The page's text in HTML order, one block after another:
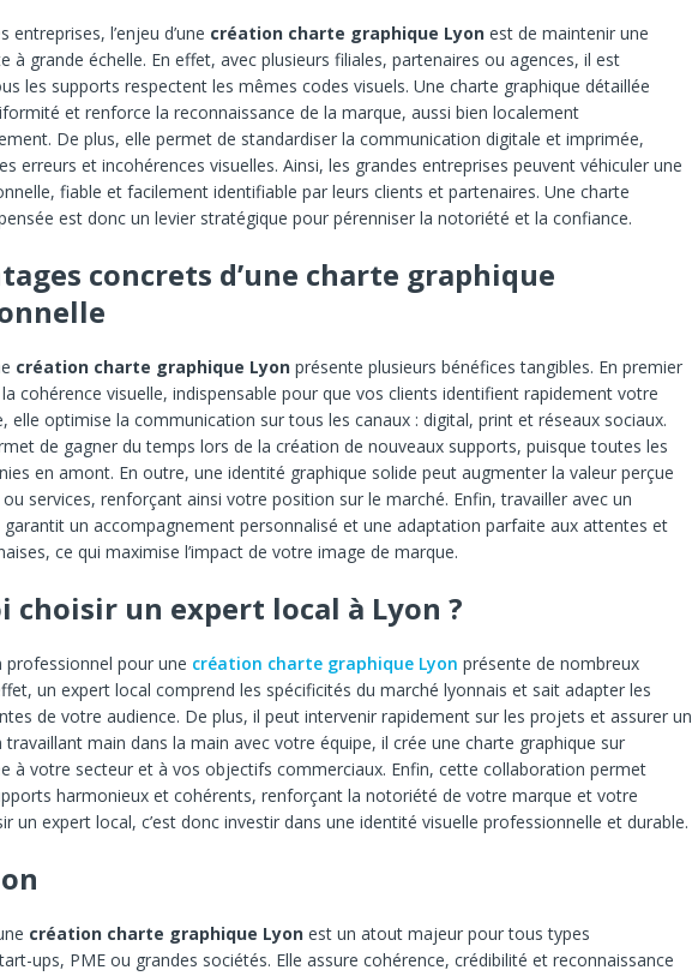
entreprises, l’enjeu d’une création charte graphique Lyon est de maintenir une
à grande échelle. En effet, avec plusieurs filiales, partenaires ou agences, il est
les supports respectent les mêmes codes visuels. Une charte graphique détaillée
et renforce la reconnaissance de la marque, aussi bien localement
De plus, elle permet de standardiser la communication digitale et imprimée,
erreurs et incohérences visuelles. Ainsi, les grandes entreprises peuvent véhiculer une
fiable et facilement identifiable par leurs clients et partenaires. Une charte
est donc un levier stratégique pour pérenniser la notoriété et la confiance.
concrets d’une charte graphique
création charte graphique Lyon présente plusieurs bénéfices tangibles. En premier
cohérence visuelle, indispensable pour que vos clients identifient rapidement votre
elle optimise la communication sur tous les canaux : digital, print et réseaux sociaux.
de gagner du temps lors de la création de nouveaux supports, puisque toutes les
en amont. En outre, une identité graphique solide peut augmenter la valeur perçue
services, renforçant ainsi votre position sur le marché. Enfin, travailler avec un
garantit un accompagnement personnalisé et une adaptation parfaite aux attentes et
ce qui maximise l’impact de votre image de marque.
choisir un expert local à Lyon ?
professionnel pour une création charte graphique Lyon présente de nombreux
un expert local comprend les spécificités du marché lyonnais et sait adapter les
de votre audience. De plus, il peut intervenir rapidement sur les projets et assurer un
travaillant main dans la main avec votre équipe, il crée une charte graphique sur
à votre secteur et à vos objectifs commerciaux. Enfin, cette collaboration permet
harmonieux et cohérents, renforçant la notoriété de votre marque et votre
un expert local, c’est donc investir dans une identité visuelle professionnelle et durable.
création charte graphique Lyon est un atout majeur pour tous types
ups, PME ou grandes sociétés. Elle assure cohérence, crédibilité et reconnaissance